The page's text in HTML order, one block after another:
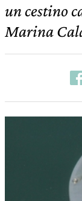
un cestino
Marina